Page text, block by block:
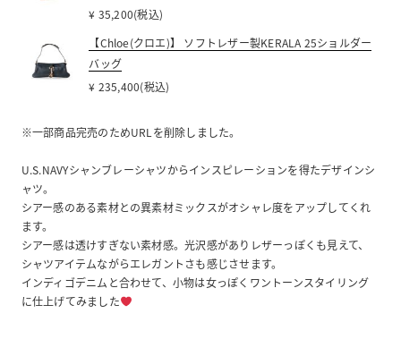
¥ 35,200(税込)
【Chloe(クロエ)】 ソフトレザー製KERALA 25ショルダー
バッグ
¥ 235,400(税込)
※一部商品完売のためURLを削除しました。
U.S.NAVYシャンブレーシャツからインスピレーションを得たデザインシ
ャツ。
シアー感のある素材との異素材ミックスがオシャレ度をアップしてくれ
ます。
シアー感は透けすぎない素材感。光沢感がありレザーっぽくも見えて、
シャツアイテムながらエレガントさも感じさせます。
インディゴデニムと合わせて、小物は女っぽくワントーンスタイリング
に仕上げてみました